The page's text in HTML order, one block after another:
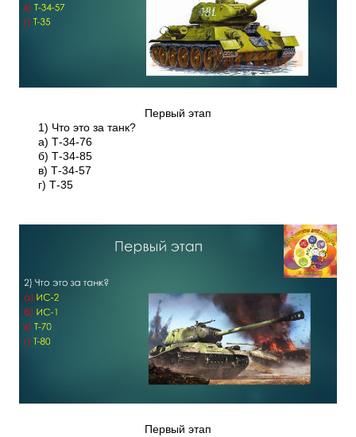
Первый этап
1) Что это за танк?
а) Т-34-76
б) Т-34-85
в) Т-34-57
г) Т-35
Первый этап